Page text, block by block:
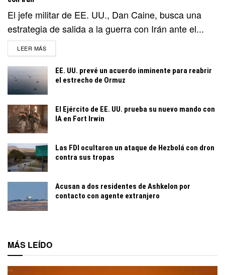
El jefe militar de EE. UU., Dan Caine, busca una
estrategia de salida a la guerra con Irán ante el...
LEER MÁSDETAILS
EE. UU. prevé un acuerdo inminente para reabrir
el estrecho de Ormuz
El Ejército de EE. UU. prueba su nuevo mando con
IA en Fort Irwin
Las FDI ocultaron un ataque de Hezbolá con dron
contra sus tropas
Acusan a dos residentes de Ashkelon por
contacto con agente extranjero
MÁS LEÍDO